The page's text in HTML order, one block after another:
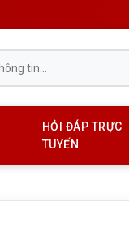
HỎI ĐÁP TRỰC
TUYẾN